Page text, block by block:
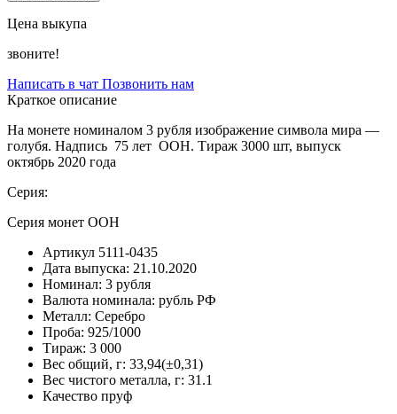
Цена выкупа
звоните!
Написать в чат Позвонить нам
Краткое описание
На монете номиналом 3 рубля изображение символа мира —
голубя. Надпись 75 лет ООН. Тираж 3000 шт, выпуск
октябрь 2020 года
Серия:
Серия монет ООН
Артикул 5111-0435
Дата выпуска: 21.10.2020
Номинал: 3 рубля
Валюта номинала: рубль РФ
Металл: Серебро
Проба: 925/1000
Тираж: 3 000
Вес общий, г: 33,94(±0,31)
Вес чистого металла, г: 31.1
Качество пруф